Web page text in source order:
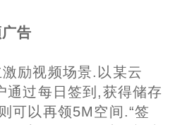
广告
励视频场景.以某云
通过每日签到,获得储存
可以再领5M空间.“签